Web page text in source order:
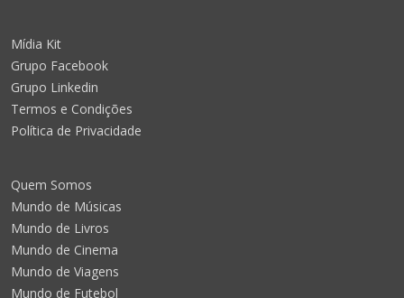
Mídia Kit
Grupo Facebook
Grupo Linkedin
Termos e Condições
Política de Privacidade
Quem Somos
Mundo de Músicas
Mundo de Livros
Mundo de Cinema
Mundo de Viagens
Mundo de Futebol